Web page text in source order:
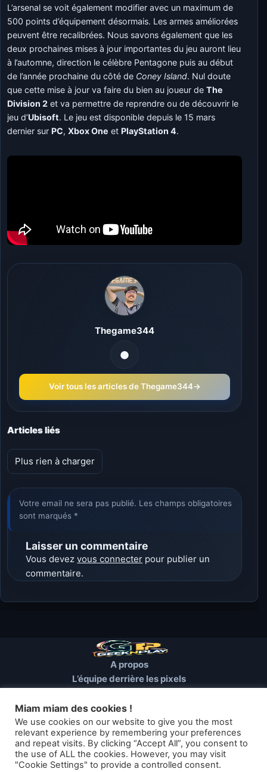
L’arsenal se voit également modifier avec un maximum de
500 points d’équipement désormais. Les armes améliorées
peuvent être recalibrées. Nous savons également que les
deux prochaines mises à jour importantes du jeu auront lieu
à l’automne, direction le célèbre Pentagone puis au début
de l’année prochaine du côté de Coney Island. Nul doute
que cette mise à jour va faire du bien au joueur deThe
Division 2 et va permettre de reprendre ou de découvrir le
jeu d’Ubisoft. Le jeu est disponible depuis le 15 mars
dernier sur PC,Xbox One et PlayStation 4.
Thegame344
Voir tous les articles de Thegame344→
Articles liés
Plus rien à charger
Votre email ne sera pas publié. Les champs obligatoires
sont marqués *
Laisser un commentaire
Vous devezvous connecter pour publier un
commentaire.
A propos
L’équipe derrière les pixels
Mentions Légales
Cookies et autres traceurs
© 2026 GEEKNPLAY — Tous droits réservés
Miam miam des cookies !
We use cookies on our website to give you the most
relevant experience by remembering your preferences
and repeat visits. By clicking “Accept All”, you consent to
the use of ALL the cookies. However, you may visit
"Cookie Settings" to provide a controlled consent.